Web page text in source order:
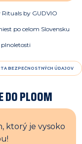
by GUDVIO
po celom Slovensku
BEZPEČNOSTNÝCH ÚDAJOV
DO PLOOM
ktorý je vysoko